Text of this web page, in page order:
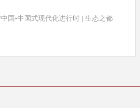
国•中国式现代化进行时 | 生态之都